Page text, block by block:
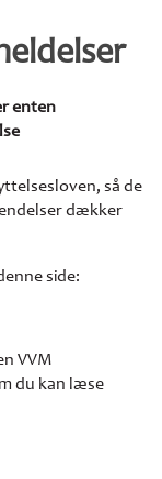
enten
så de
dækker
side:
VVM
du kan læse